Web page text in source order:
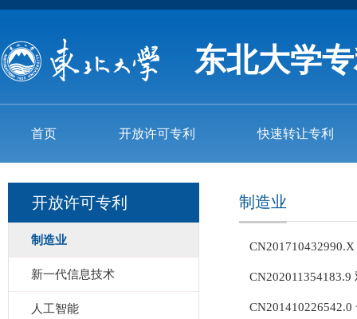
东北大学
首页 开放许可专利 快速转让专利
开放许可专利
制造业
新一代信息技术
人工智能
制造业